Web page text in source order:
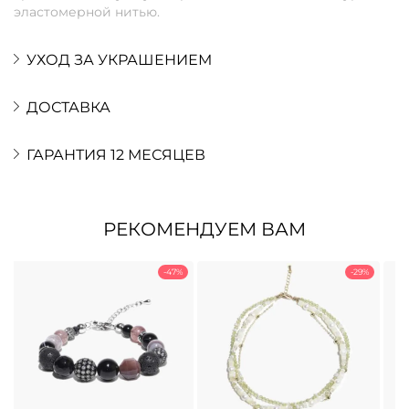
эластомерной нитью.
УХОД ЗА УКРАШЕНИЕМ
ДОСТАВКА
ГАРАНТИЯ 12 МЕСЯЦЕВ
РЕКОМЕНДУЕМ ВАМ
-47% -29%